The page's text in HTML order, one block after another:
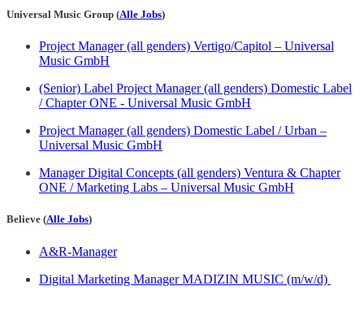
Universal Music Group (Alle Jobs)
Project Manager (all genders) Vertigo/Capitol – Universal
Music GmbH
(Senior) Label Project Manager (all genders) Domestic Label
/ Chapter ONE - Universal Music GmbH
Project Manager (all genders) Domestic Label / Urban –
Universal Music GmbH
Manager Digital Concepts (all genders) Ventura & Chapter
ONE / Marketing Labs – Universal Music GmbH
Believe (Alle Jobs)
A&R-Manager
Digital Marketing Manager MADIZIN MUSIC (m/w/d)